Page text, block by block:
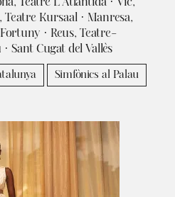
Teatre L'Atlàntida · Vic,
Teatre Kursaal · Manresa,
· Reus, Teatre-
Sant Cugat del Vallès
Simfònics al Palau